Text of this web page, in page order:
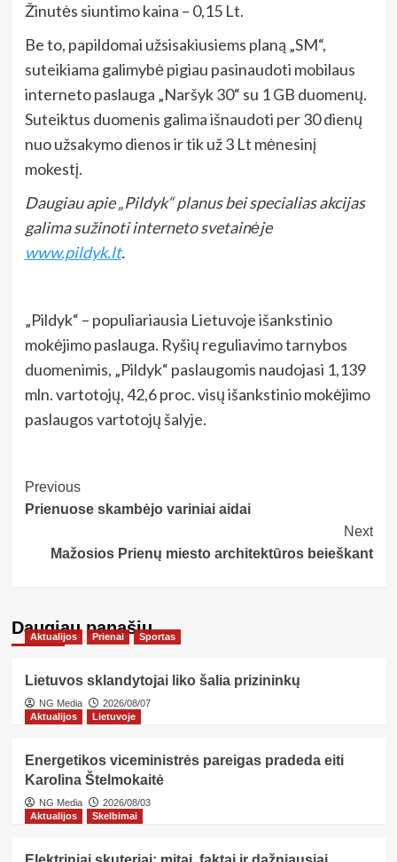
Žinutės siuntimo kaina – 0,15 Lt.
Be to, papildomai užsisakiusiems planą „SM“,
suteikiama galimybė pigiau pasinaudoti mobilaus
interneto paslauga „Naršyk 30“ su 1 GB duomenų.
Suteiktus duomenis galima išnaudoti per 30 dienų
nuo užsakymo dienos ir tik už 3 Lt mėnesinį
mokestį.
Daugiau apie „Pildyk“ planus bei specialias akcijas
galima sužinoti interneto svetainėje
www.pildyk.lt.
„Pildyk“ – populiariausia Lietuvoje išankstinio
mokėjimo paslauga. Ryšių reguliavimo tarnybos
duomenimis, „Pildyk“ paslaugomis naudojasi 1,139
mln. vartotojų, 42,6 proc. visų išankstinio mokėjimo
paslaugos vartotojų šalyje.
Post
Navigation
Previous
Prienuose skambėjo variniai aidai
Next
Mažosios Prienų miesto architektūros beieškant
Daugiau panašių…
Aktualijos Prienai Sportas
Lietuvos sklandytojai liko šalia prizininkų
NG Media
2026/08/07
Aktualijos
Lietuvoje
Energetikos viceministrės pareigas pradeda eiti
Karolina Štelmokaitė
NG Media
2026/08/03
Aktualijos
Skelbimai